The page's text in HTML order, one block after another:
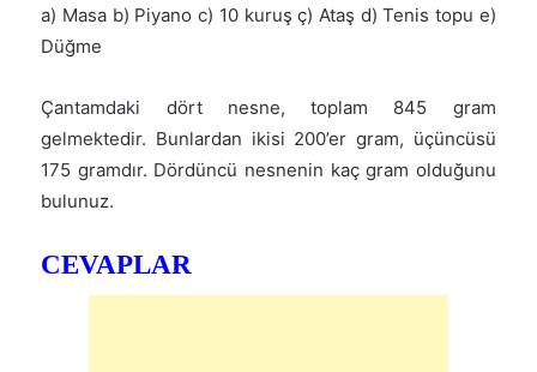
a) Masa b) Piyano c) 10 kuruş ç) Ataş d) Tenis topu e)
Düğme
Çantamdaki dört nesne, toplam 845 gram
gelmektedir. Bunlardan ikisi 200’er gram, üçüncüsü
175 gramdır. Dördüncü nesnenin kaç gram olduğunu
bulunuz.
CEVAPLAR